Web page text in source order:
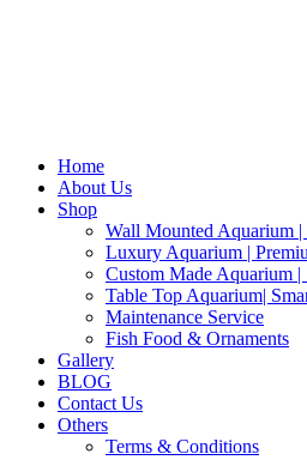
Home
About Us
Shop
Wall Mounted Aquarium |
Luxury Aquarium |
Custom Made Aquarium |
Table Top Aquarium|
Maintenance Service
Fish Food & Ornaments
Gallery
BLOG
Contact Us
Others
Terms & Conditions